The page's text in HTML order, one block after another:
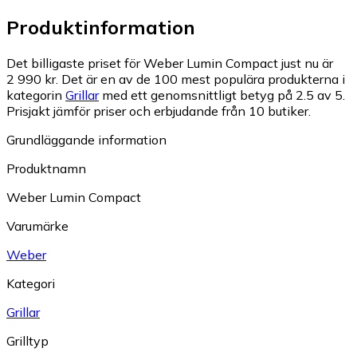
Produktinformation
Det billigaste priset för Weber Lumin Compact just nu är
2 990 kr. Det är en av de 100 mest populära produkterna i
kategorin Grillarmed ett genomsnittligt betyg på 2.5 av 5.
Prisjakt jämför priser och erbjudande från 10 butiker.
Grundläggande information
Produktnamn
Weber Lumin Compact
Varumärke
Weber
Kategori
Grillar
Grilltyp